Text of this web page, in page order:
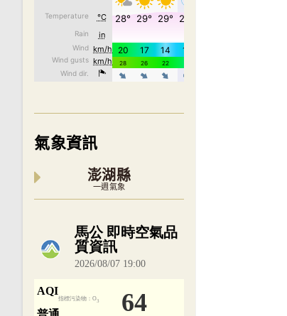
氣象資訊
澎湖縣
一週氣象
內嵌空氣品質小工具為視覺預覽，完整